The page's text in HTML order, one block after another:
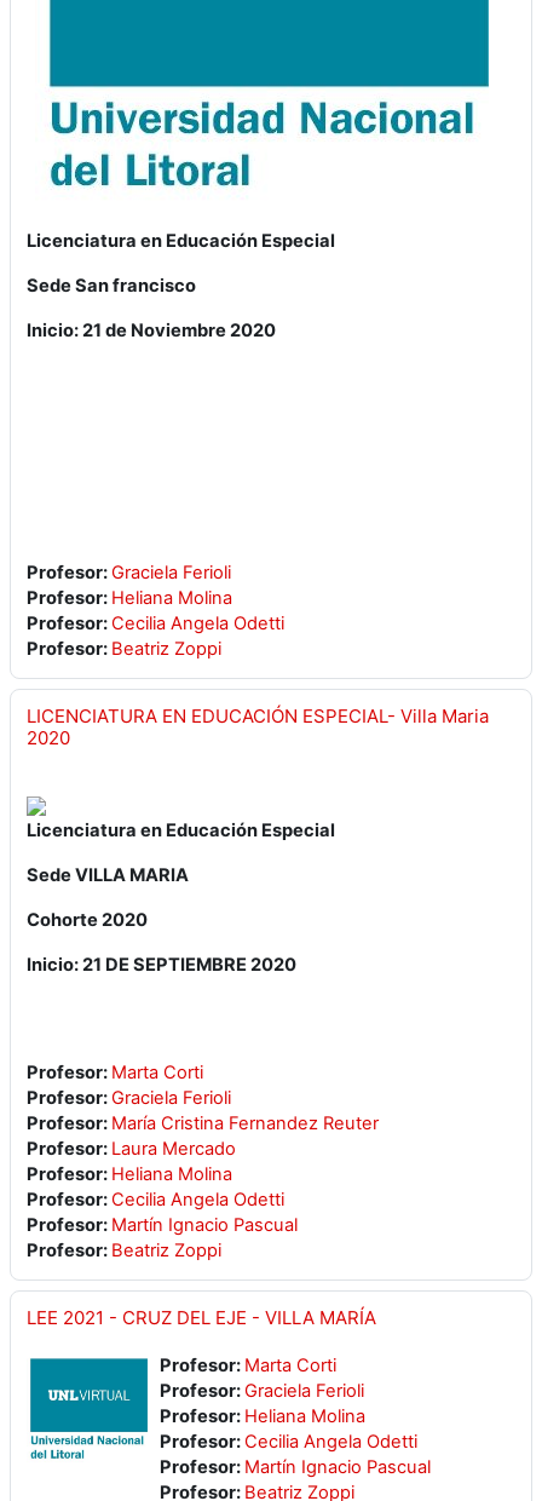
Licenciatura en Educación Especial
Sede San francisco
Inicio: 21 de Noviembre 2020
Profesor:Graciela Ferioli
Profesor: Heliana Molina
Profesor:Cecilia Angela Odetti
Profesor: Beatriz Zoppi
LICENCIATURA EN EDUCACIÓN ESPECIAL- Villa Maria
2020
Licenciatura en Educación Especial
Sede VILLA MARIA
Cohorte 2020
Inicio: 21 DE SEPTIEMBRE 2020
Profesor: Marta Corti
Profesor:Graciela Ferioli
Profesor: María Cristina Fernandez Reuter
Profesor: Laura Mercado
Profesor: Heliana Molina
Profesor:Cecilia Angela Odetti
Profesor: Martín Ignacio Pascual
Profesor: Beatriz Zoppi
LEE 2021 - CRUZ DEL EJE - VILLA MARÍA
Profesor: Marta Corti
Profesor:Graciela Ferioli
Profesor: Heliana Molina
Profesor:Cecilia Angela Odetti
Profesor: Martín Ignacio Pascual
Profesor: Beatriz Zoppi